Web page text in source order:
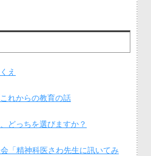
え
れからの教育の話
どっちを選びますか？
「精神科医さわ先生に訊いてみ